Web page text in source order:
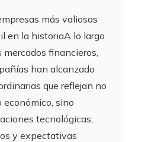
más valiosas
en la historiaA lo largo
financieros,
han alcanzado
que reflejan no
económico, sino
tecnológicas,
y expectativas